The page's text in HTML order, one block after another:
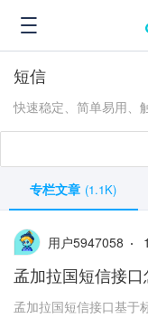
短信
快速稳定、简单易用、
专栏文章 (1.1K)
用户5947058 1
孟加拉国短信接口
孟加拉国短信接口基于